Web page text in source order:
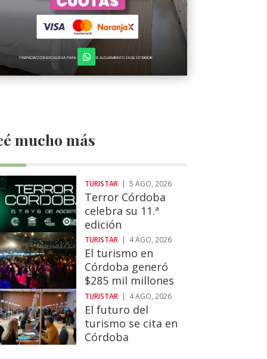
mucho más
TURISTAR | 5 AGO, 2026
Terror Córdoba
celebra su 11.ª
edición
TURISTAR | 4 AGO, 2026
El turismo en
Córdoba generó
$285 mil millones
TURISTAR | 4 AGO, 2026
El futuro del
turismo se cita en
Córdoba